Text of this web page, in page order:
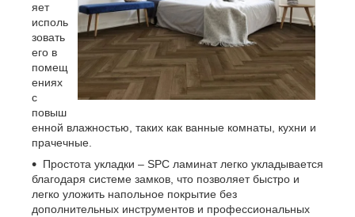
яет
исполь
зовать
его в
помещ
ениях
с
повыш
енной влажностью, таких как ванные комнаты, кухни и
прачечные.
Простота укладки – SPC ламинат легко укладывается
благодаря системе замков, что позволяет быстро и
легко уложить напольное покрытие без
дополнительных инструментов и профессиональных